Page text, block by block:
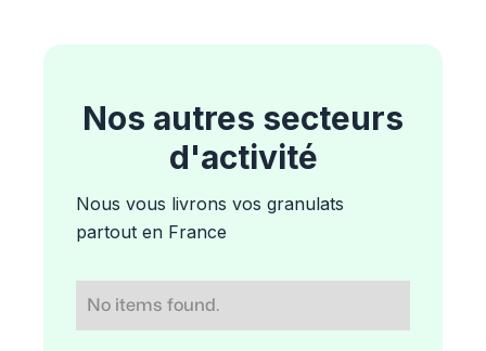
Nos autres secteurs
d'activité
Nous vous livrons vos granulats
partout en France
No items found.